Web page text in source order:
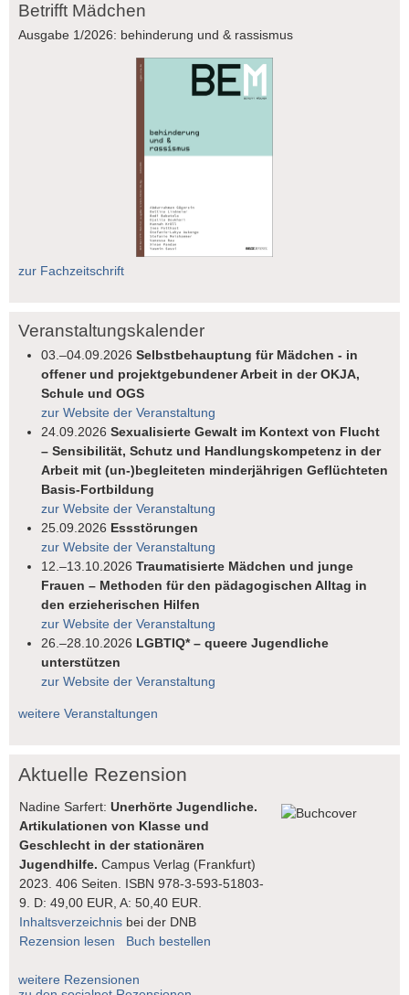
Betrifft Mädchen
Ausgabe 1/2026: behinderung und & rassismus
zur Fachzeitschrift
Veranstaltungskalender
03.–04.09.2026Selbstbehauptung für Mädchen - in
offener und projektgebundener Arbeit in der OKJA,
Schule und OGS
zur Website der Veranstaltung
24.09.2026Sexualisierte Gewalt im Kontext von Flucht
– Sensibilität, Schutz und Handlungskompetenz in der
Arbeit mit (un-)begleiteten minderjährigen Geflüchteten
Basis-Fortbildung
zur Website der Veranstaltung
25.09.2026 Essstörungen
zur Website der Veranstaltung
12.–13.10.2026Traumatisierte Mädchen und junge
Frauen – Methoden für den pädagogischen Alltag in
den erzieherischen Hilfen
zur Website der Veranstaltung
26.–28.10.2026 LGBTIQ* – queere Jugendliche
unterstützen
zur Website der Veranstaltung
weitere Veranstaltungen
Aktuelle Rezension
Nadine Sarfert:Unerhörte Jugendliche.
Artikulationen von Klasse und
Geschlecht in der stationären
Jugendhilfe.Campus Verlag (Frankfurt)
2023. 406 Seiten. ISBN 978-3-593-51803-
9. D: 49,00 EUR, A: 50,40 EUR.
Inhaltsverzeichnis bei der DNB
Rezension lesen
Buch bestellen
weitere Rezensionen